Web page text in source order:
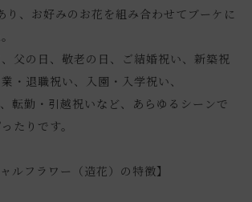
り、お好みのお花を組み合わせてブーケに
父の日、敬老の日、ご結婚祝い、新築祝
・退職祝い、入園・入学祝い、
転勤・引越祝いなど、あらゆるシーンで
たりです。
ルフラワー（造花）の特徴】